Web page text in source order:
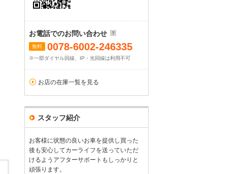
お電話でのお問い合わせ
無料 0078-6002-246335
※一部ダイヤル回線、IP・光回線は利用不可
お店の在庫一覧を見る
スタッフ紹介
お客様に状態の良いお車を提供し買った
後も安心してカーライフを送っていただ
けるようアフターサポートもしっかりと
頑張ります。